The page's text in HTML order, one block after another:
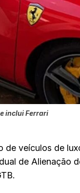
inclui Ferrari
de veículos de
de Alienação